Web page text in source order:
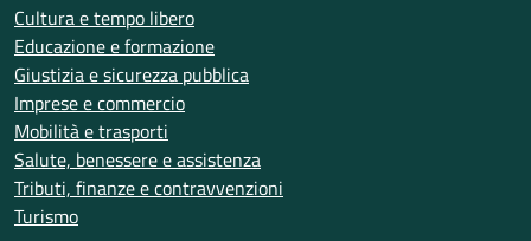
Cultura e tempo libero
Educazione e formazione
Giustizia e sicurezza pubblica
Imprese e commercio
Mobilità e trasporti
Salute, benessere e assistenza
Tributi, finanze e contravvenzioni
Turismo